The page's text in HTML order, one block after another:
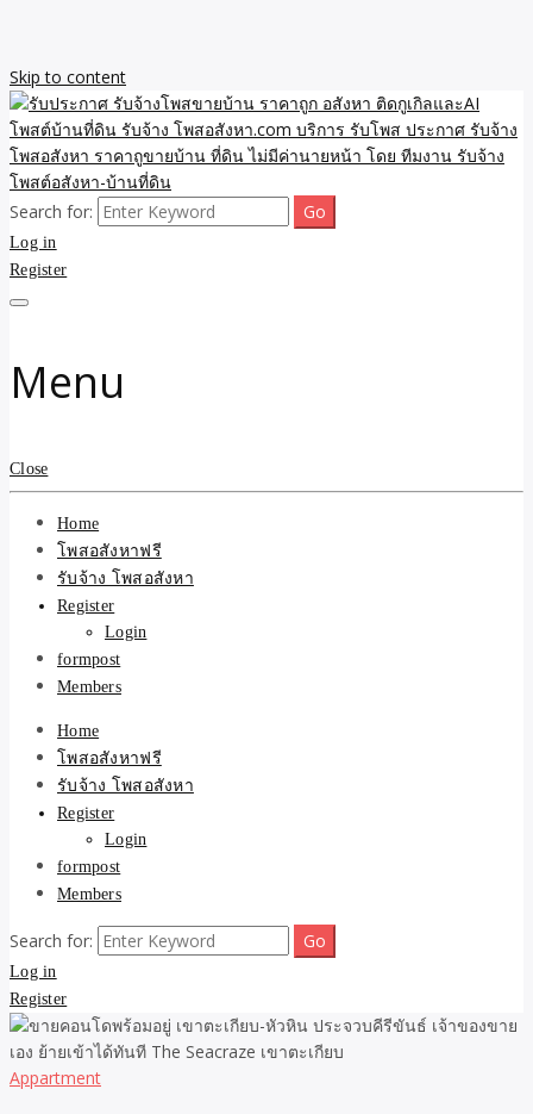
Skip to content
รับประกาศ รับจ้างโพสขาย
บ้าน ราคาถูก อสังหา ติดกู
รับจ้าง โพสอสังหา.com
บริการ รับโพส ประกาศ
รับจ้างโพสอสังหา ราคาถู
ขายบ้าน ที่ดิน ไม่มีค่านาย
หน้า โดย ทีมงาน รับจ้าง
โพสต์อสังหา-บ้านที่ดิน
รับจ้างโพสขายบ้าน ราคาถูก ประกาศ ขายอสังหา โฆษณา ไม่มีค่านาย
หน้า โพสอสังหา รับจ้างโพสขายบ้านบริการ รับจ้างโพสอสังหา ราคาถูก
ขายบ้าน ขายที่ดิน เว็บประกาศ โพส โฆษณา ลงประกาศฟรี
Search for:
Log in
Register
Menu
Close
Home
โพสอสังหาฟรี
รับจ้าง โพสอสังหา
Register
Login
formpost
Members
Home
โพสอสังหาฟรี
รับจ้าง โพสอสังหา
Register
Login
formpost
Members
Search for:
Log in
Register
Appartment